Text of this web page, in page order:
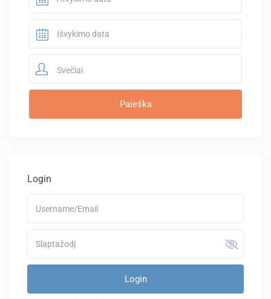
Svečiai
Login
Login